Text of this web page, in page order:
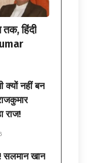
हिंदी
क्यों नहीं बन
राज!
सलमान खान